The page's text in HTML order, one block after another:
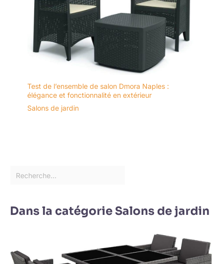
Test de l’ensemble de salon Dmora Naples :
élégance et fonctionnalité en extérieur
Salons de jardin
Dans la catégorie Salons de jardin